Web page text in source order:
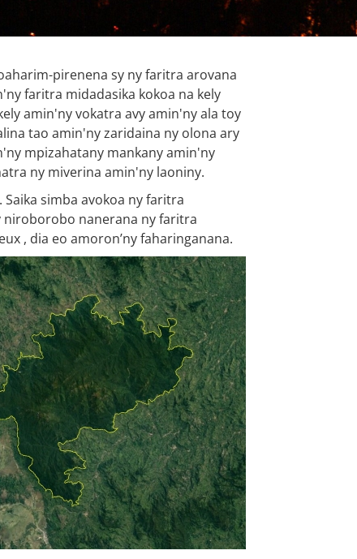
pirenena sy ny faritra arovana
faritra midadasika kokoa na kely
amin'ny vokatra avy amin'ny ala toy
tao amin'ny zaridaina ny olona ary
mpizahatany mankany amin'ny
ny miverina amin'ny laoniny.
simba avokoa ny faritra
niroborobo nanerana ny faritra
, dia eo amoron’ny faharinganana.